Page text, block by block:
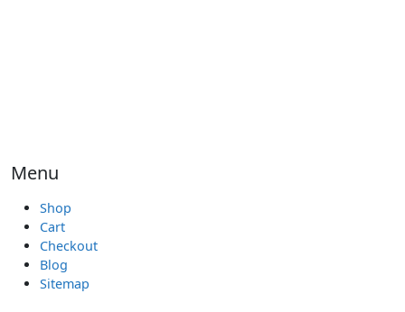
Menu
Shop
Cart
Checkout
Blog
Sitemap